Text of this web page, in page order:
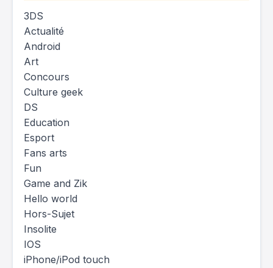
3DS
Actualité
Android
Art
Concours
Culture geek
DS
Education
Esport
Fans arts
Fun
Game and Zik
Hello world
Hors-Sujet
Insolite
IOS
iPhone/iPod touch